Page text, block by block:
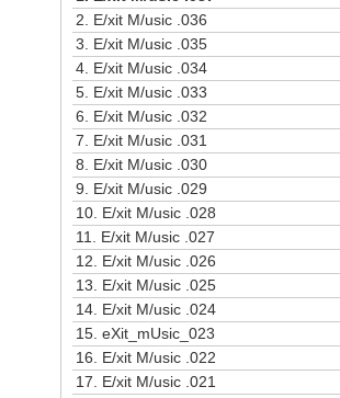
2. E/xit M/usic .036
3. E/xit M/usic .035
4. E/xit M/usic .034
5. E/xit M/usic .033
6. E/xit M/usic .032
7. E/xit M/usic .031
8. E/xit M/usic .030
9. E/xit M/usic .029
10. E/xit M/usic .028
11. E/xit M/usic .027
12. E/xit M/usic .026
13. E/xit M/usic .025
14. E/xit M/usic .024
15. eXit_mUsic_023
16. E/xit M/usic .022
17. E/xit M/usic .021